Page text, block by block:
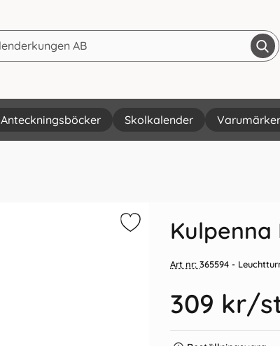
Anteckningsböcker Skolkalender
Vi rekommenderar
Art nr: 365594 -
309 kr/